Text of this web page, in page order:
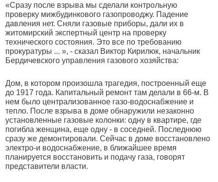
«Сразу после взрыва мы сделали контрольную
проверку мижбудинкового газопроводжу. Падение
давления нет. Сняли газовые приборы, дали их в
житомирский экспертный центр на проверку
технического состояния. Это все по требованию
прокуратуры ... », - сказал Виктор Кирилюк, начальник
Бердичевского управления газового хозяйства:
Дом, в котором произошла трагедия, построенный еще
до 1917 года. Капитальный ремонт там делали в 66-м. В
нем было централизованное газо-водоснабжение и
тепло. После взрыва в доме обнаружили незаконно
установленные газовые колонки: одну в квартире, где
погибла женщина, еще одну - в соседней. Последнюю
сразу же демонтировали. Сейчас в доме восстановлено
электро-и водоснабжение, в ближайшее время
планируется восстановить и подачу газа, говорят
представители власти.